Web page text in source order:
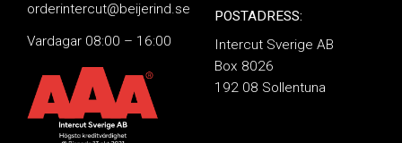
orderintercut@beijerind.se
Vardagar 08:00 – 16:00
POSTADRESS:
Intercut Sverige AB
Box 8026
192 08 Sollentuna